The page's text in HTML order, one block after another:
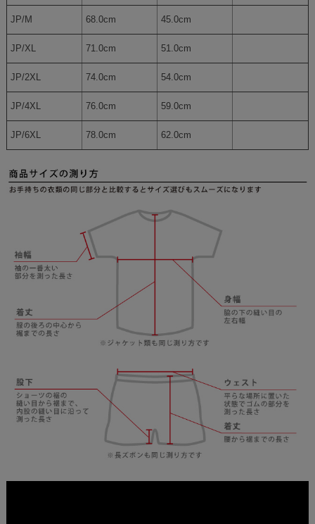
JP/M 68.0cm 45.0cm
JP/XL 71.0cm 51.0cm
JP/2XL 74.0cm 54.0cm
JP/4XL 76.0cm 59.0cm
JP/6XL 78.0cm 62.0cm